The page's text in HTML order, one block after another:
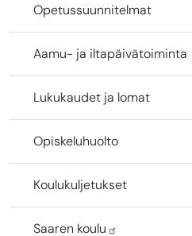
Opetussuunnitelmat
Aamu- ja iltapäivätoiminta
Lukukaudet ja lomat
Opiskeluhuolto
Koulukuljetukset
Saaren koulu